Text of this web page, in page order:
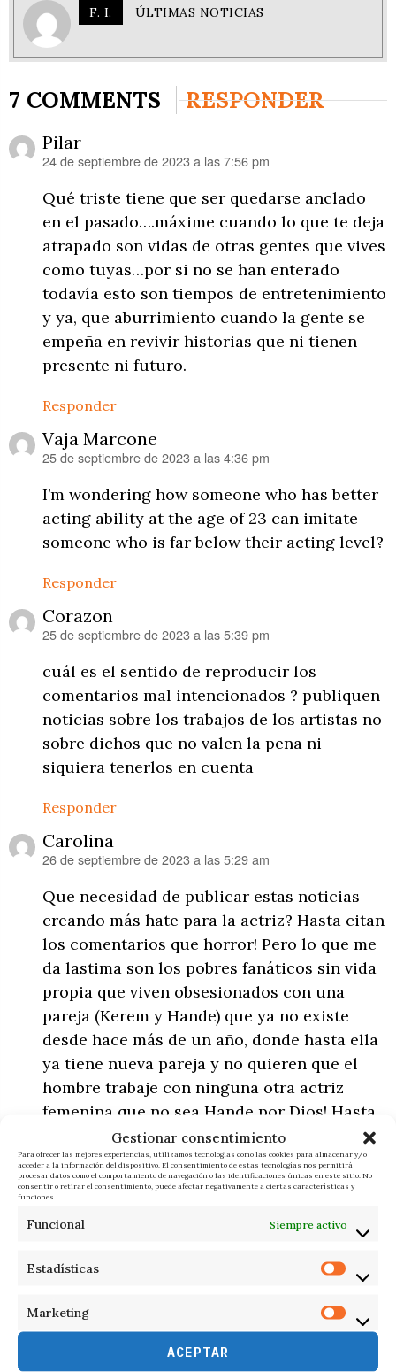
Gestionar consentimiento
Para ofrecer las mejores experiencias, utilizamos tecnologías como las cookies para almacenar y/o
acceder a la información del dispositivo. El consentimiento de estas tecnologías nos permitirá
procesar datos como el comportamiento de navegación o las identificaciones únicas en este sitio. No
consentir o retirar el consentimiento, puede afectar negativamente a ciertas características y
funciones.
Funcional Siempre activo
Estadísticas
Marketing
ACEPTAR
F. I. ÚLTIMAS NOTICIAS
7 COMMENTS RESPONDER
Pilar
dice:
24 de septiembre de 2023 a las 7:56 pm
Qué triste tiene que ser quedarse anclado
en el pasado….máxime cuando lo que te deja
atrapado son vidas de otras gentes que vives
como tuyas…por si no se han enterado
todavía esto son tiempos de entretenimiento
y ya, que aburrimiento cuando la gente se
empeña en revivir historias que ni tienen
presente ni futuro.
Responder
Vaja Marcone
dice:
25 de septiembre de 2023 a las 4:36 pm
I’m wondering how someone who has better
acting ability at the age of 23 can imitate
someone who is far below their acting level?
Responder
Corazon
dice:
25 de septiembre de 2023 a las 5:39 pm
cuál es el sentido de reproducir los
comentarios mal intencionados ? publiquen
noticias sobre los trabajos de los artistas no
sobre dichos que no valen la pena ni
siquiera tenerlos en cuenta
Responder
Carolina
dice:
26 de septiembre de 2023 a las 5:29 am
Que necesidad de publicar estas noticias
creando más hate para la actriz? Hasta citan
los comentarios que horror! Pero lo que me
da lastima son los pobres fanáticos sin vida
propia que viven obsesionados con una
pareja (Kerem y Hande) que ya no existe
desde hace más de un año, donde hasta ella
ya tiene nueva pareja y no quieren que el
hombre trabaje con ninguna otra actriz
femenina que no sea Hande por Dios! Hasta
donde el fanatismo de la gente. Hafsa es una
actriz fresca, con un talento para actuar
increíble, es bella con una energía única, me
Amelia
Hafsanur me ha encantado. ni copia ni nada.
Aún recuerdo a Hande que en escenas que